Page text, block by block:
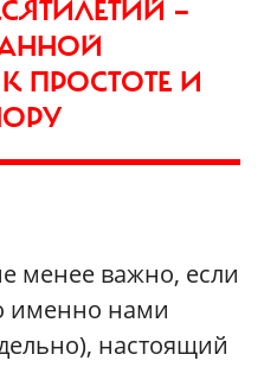
—
ПРОСТОТЕ И
менее важно, если
именно нами
настоящий